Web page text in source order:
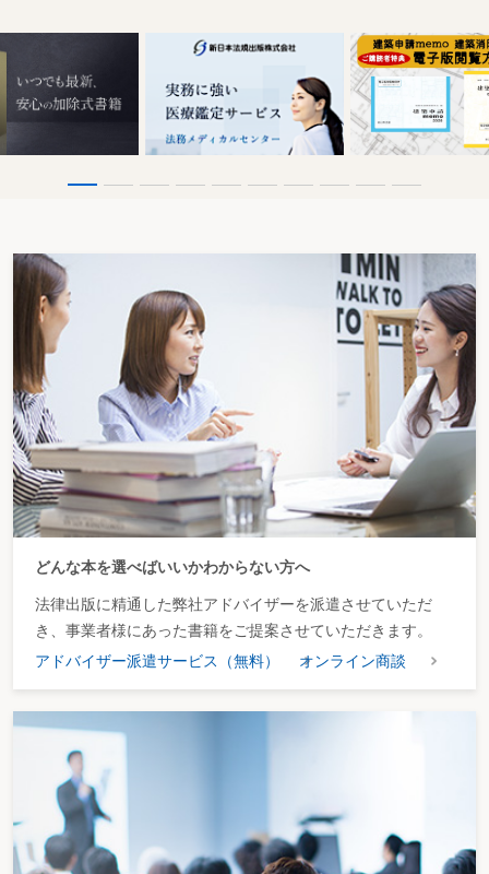
どんな本を選べばいいかわからない方へ
法律出版に精通した弊社アドバイザーを派遣させていただ
き、事業者様にあった書籍をご提案させていただきます。
アドバイザー派遣サービス（無料）
オンライン商談